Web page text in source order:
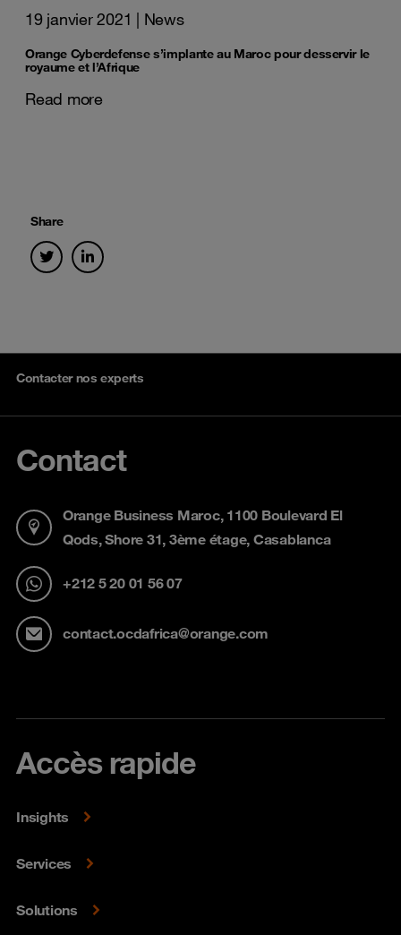
Share
19 janvier 2021 | News
Orange Cyberdefense s’implante au Maroc pour desservir le
royaume et l’Afrique
Read more
Contacter nos experts
Contact
Orange Business Maroc, 1100 Boulevard El
Qods, Shore 31, 3ème étage, Casablanca
+212 5 20 01 56 07
contact.ocdafrica@orange.com
Accès rapide
Insights
Services
Solutions